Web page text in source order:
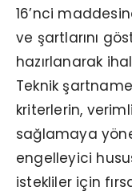
16’nci
ve şartlarını
hazırlanarak
Teknik
kriterlerin,
sağlamaya
engelleyici
istekliler için